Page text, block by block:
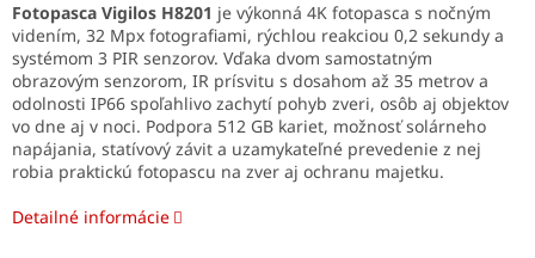
Fotopasca Vigilos H8201 je výkonná 4K fotopasca s nočným
videním, 32 Mpx fotografiami, rýchlou reakciou 0,2 sekundy a
systémom 3 PIR senzorov. Vďaka dvom samostatným
obrazovým senzorom, IR prísvitu s dosahom až 35 metrov a
odolnosti IP66 spoľahlivo zachytí pohyb zveri, osôb aj objektov
vo dne aj v noci. Podpora 512 GB kariet, možnosť solárneho
napájania, statívový závit a uzamykateľné prevedenie z nej
robia praktickú fotopascu na zver aj ochranu majetku.
Detailné informácie